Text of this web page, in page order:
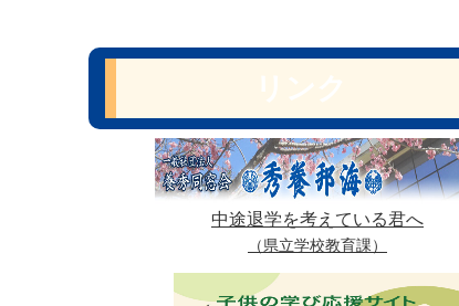
中途退学を考えている君へ
（県立学校教育課）